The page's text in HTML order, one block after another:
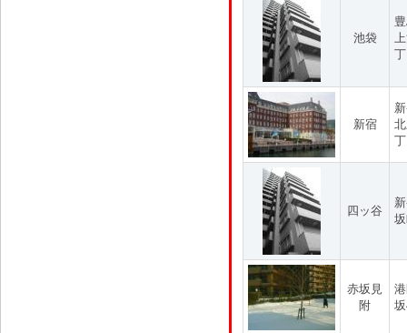
池袋
新宿
四ッ谷
赤坂見
附